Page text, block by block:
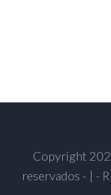
Copyright
reservados - | -